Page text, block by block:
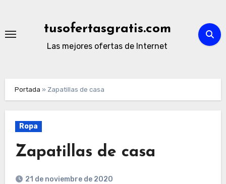
contenido
tusofertasgratis.com
Las mejores ofertas de Internet
Portada » Zapatillas de casa
Ropa
Zapatillas de casa
21 de noviembre de 2020